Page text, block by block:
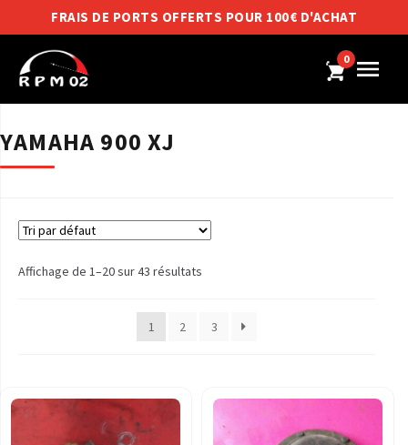
FRAIS DE PORTS OFFERTS POUR 100€ D'ACHAT
0
YAMAHA 900 XJ
Affichage de 1–20 sur 43 résultats
1 2 3